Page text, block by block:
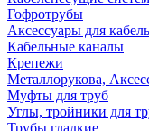
Гофротрубы
Аксессуары для
Кабельные каналы
Крепежи
Металлорукова,
Муфты для труб
Углы, тройники для
Трубы гладкие